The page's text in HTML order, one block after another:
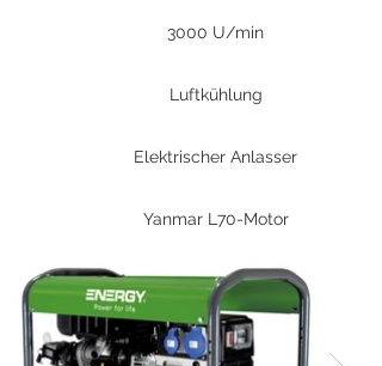
3000 U/min
Luftkühlung
Elektrischer Anlasser
Yanmar L70-Motor